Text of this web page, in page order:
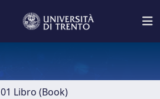
01 Libro (Book)